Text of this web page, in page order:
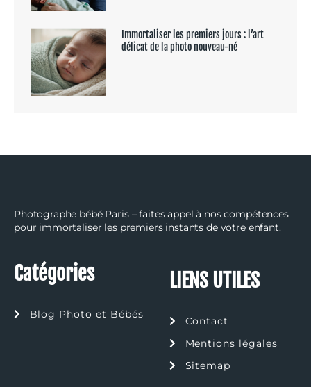
Immortaliser les premiers jours : l’art
délicat de la photo nouveau-né
Photographe bébé Paris – faites appel à nos compétences
pour immortaliser les premiers instants de votre enfant.
Catégories
Blog Photo et Bébés
LIENS UTILES
Contact
Mentions légales
Sitemap